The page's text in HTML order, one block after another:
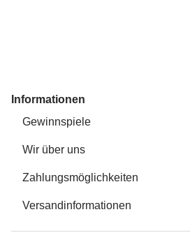
Informationen
Gewinnspiele
Wir über uns
Zahlungsmöglichkeiten
Versandinformationen